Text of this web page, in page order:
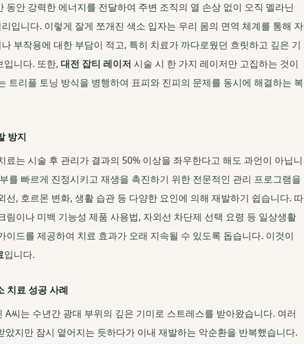
동안 강력한 에너지를 전달하여 주변 조직의 열 손상 없이 오직 멜라닌
입니다. 이렇게 잘게 쪼개진 색소 입자는 우리 몸의 면역 체계를 통해 자
부작용에 대한 부담이 적고, 특히 치료가 까다로웠던 흐릿하고 깊은 기
입니다. 또한, 대전 잡티 레이저 시술 시 한 가지 레이저만 고집하는 것이
트리플 토닝 방식을 병행하여 표피와 진피의 문제를 동시에 해결하는 복
방지
료는 시술 후 관리가 결과의 50% 이상을 좌우한다고 해도 과언이 아닙니
를 빠르게 진정시키고 재생을 촉진하기 위한 전문적인 관리 프로그램을
선, 호르몬 변화, 생활 습관 등 다양한 요인에 의해 재발하기 쉽습니다. 따
림이나 미백 기능성 제품 사용법, 자외선 차단제 선택 요령 등 일상생활
이드를 제공하여 치료 효과가 오래 지속될 수 있도록 돕습니다. 이것이
입니다.
치료 성공 사례
씨는 수년간 광대 부위의 깊은 기미로 스트레스를 받아왔습니다. 여러
지만 잠시 옅어지는 듯하다가 이내 재발하는 악순환을 반복했습니다.